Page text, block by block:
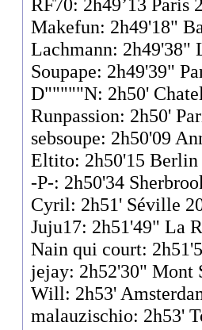
Makefun: 2h49'18"
Lachmann: 2h49'38"
Soupape: 2h49'39"
D"""""N: 2h50'
Runpassion: 2h50'
sebsoupe: 2h50'09
Eltito: 2h50'15 Berlin
-P-: 2h50'34
Cyril: 2h51' Séville
Juju17: 2h51'49" La
Nain qui court:
jejay: 2h52'30" Mont
Will: 2h53'
malauzischio: 2h53'